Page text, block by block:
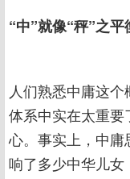
“中”就像“秤”之平
人们熟悉中庸这
体系中实在太重
心。事实上，中
响了多少中华儿